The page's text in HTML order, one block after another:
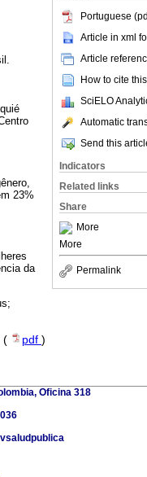
Portuguese
Article in xml
Article
How to cite
SciELO
Automatic
Send this
Indicators
Related links
Share
More
More
Permalink
23%
da
( pdf )
Oficina 318